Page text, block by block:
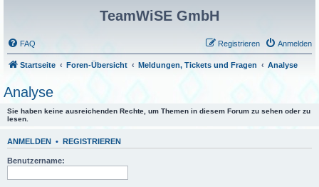
TeamWiSE GmbH
FAQ Anmelden
Registrieren
Startseite Foren-Übersicht Meldungen, Tickets und Fragen Analyse
Analyse
Sie haben keine ausreichenden Rechte, um Themen in diesem Forum zu sehen oder zu
lesen.
ANMELDEN • REGISTRIEREN
Benutzername: